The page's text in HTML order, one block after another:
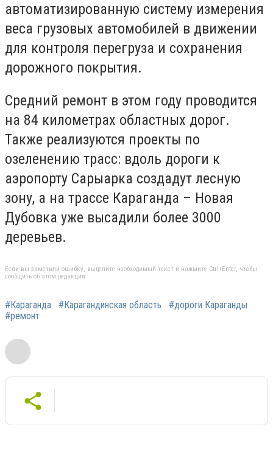
автоматизированную систему измерения
веса грузовых автомобилей в движении
для контроля перегруза и сохранения
дорожного покрытия.
Средний ремонт в этом году проводится
на 84 километрах областных дорог.
Также реализуются проекты по
озеленению трасс: вдоль дороги к
аэропорту Сарыарка создадут лесную
зону, а на трассе Караганда – Новая
Дубовка уже высадили более 3000
деревьев.
Если вы заметили ошибку, выделите необходимый текст и нажмите Ctrl+Enter, чтобы
сообщить об этом редакции
#Караганда #Карагандинская область
#дороги Караганды
#ремонт